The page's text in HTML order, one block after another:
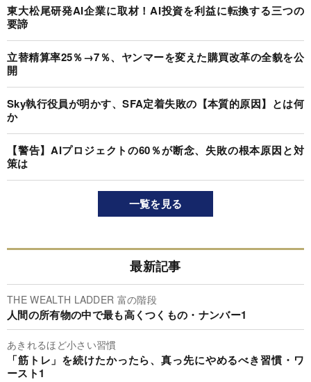
東大松尾研発AI企業に取材！AI投資を利益に転換する三つの
要諦
立替精算率25％→7％、ヤンマーを変えた購買改革の全貌を公
開
Sky執行役員が明かす、SFA定着失敗の【本質的原因】とは何
か
【警告】AIプロジェクトの60％が断念、失敗の根本原因と対
策は
一覧を見る
最新記事
THE WEALTH LADDER 富の階段
人間の所有物の中で最も高くつくもの・ナンバー1
あきれるほど小さい習慣
「筋トレ」を続けたかったら、真っ先にやめるべき習慣・ワ
ースト1